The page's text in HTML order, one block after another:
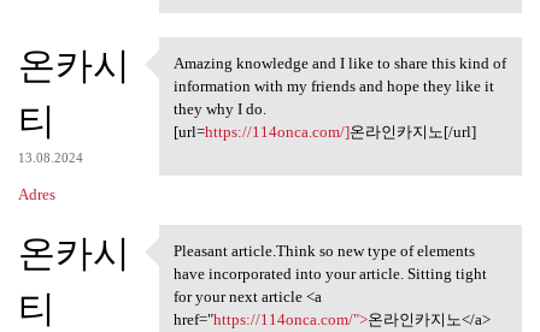
온카시
티
13.08.2024
Adres
Amazing knowledge and I like
Amazing knowledge and I like to share this kind of
information with my friends and hope they like it
they why I do.
[url=https://114onca.com/]온라인카지노[/url]
온카시
티
Pleasant article.Think so new
Pleasant article.Think so new type of elements
have incorporated into your article. Sitting tight
for your next article <a
href="https://114onca.com/">온라인카지노</a>